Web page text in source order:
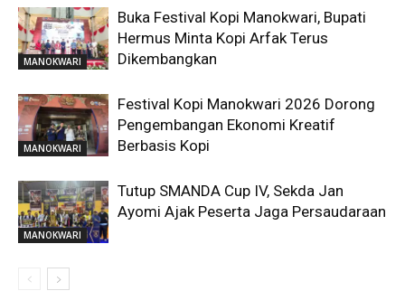
MANOKWARI
Buka Festival Kopi Manokwari, Bupati
Hermus Minta Kopi Arfak Terus
Dikembangkan
MANOKWARI
Festival Kopi Manokwari 2026 Dorong
Pengembangan Ekonomi Kreatif
Berbasis Kopi
MANOKWARI
Tutup SMANDA Cup IV, Sekda Jan
Ayomi Ajak Peserta Jaga Persaudaraan